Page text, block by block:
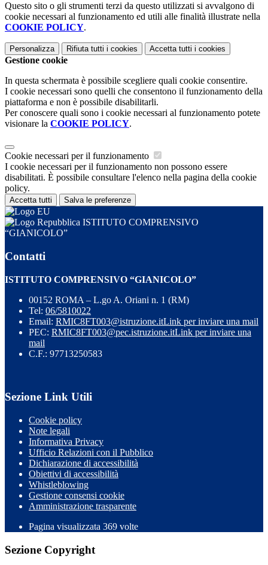
Questo sito o gli strumenti terzi da questo utilizzati si avvalgono di
cookie necessari al funzionamento ed utili alle finalità illustrate nella
COOKIE POLICY.
Personalizza Rifiuta tutti i cookies Accetta tutti i cookies
Gestione cookie
In questa schermata è possibile scegliere quali cookie consentire.
I cookie necessari sono quelli che consentono il funzionamento della
piattaforma e non è possibile disabilitarli.
Per conoscere quali sono i cookie necessari al funzionamento potete
visionare la COOKIE POLICY.
Cookie necessari per il funzionamento
I cookie necessari per il funzionamento non possono essere
disabilitati. È possibile consultare l'elenco nella pagina della cookie
policy.
Accetta tutti Salva le preferenze
ISTITUTO COMPRENSIVO
“GIANICOLO”
Contatti
ISTITUTO COMPRENSIVO “GIANICOLO”
00152 ROMA – L.go A. Oriani n. 1 (RM)
Tel: 06/5810022
Email: RMIC8FT003@istruzione.itLink per inviare una mail
PEC: RMIC8FT003@pec.istruzione.itLink per inviare una
mail
C.F.: 97713250583
Sezione Link Utili
Cookie policy
Note legali
Informativa Privacy
Ufficio Relazioni con il Pubblico
Dichiarazione di accessibilità
Obiettivi di accessibilità
Whistleblowing
Gestione consensi cookie
Amministrazione trasparente
Pagina visualizzata 369 volte
Sezione Copyright